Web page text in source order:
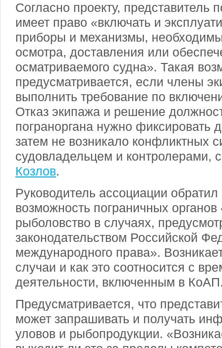
Согласно проекту, представитель
имеет право «включать и
приборы и механизмы,
осмотра, доставления или
осматриваемого судна». Такая
предусматривается, если члены
выполнить требование по
Отказ экипажа и решение
пограноргана нужно фиксировать
затем не возникало конфликтных
судовладельцем и контролерами,
Козлов.
Руководитель ассоциации
возможность пограничных органов
рыболовство в случаях,
законодательством Российской
международного права».
случаи и как это соотносится с
деятельности, включенным в
Предусматривается, что
может запрашивать и получать
уловов и рыбопродукции.